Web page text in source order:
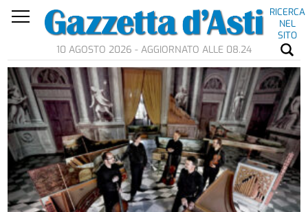
RICERCA
NEL
SITO
10 AGOSTO 2026 - AGGIORNATO ALLE 08.24